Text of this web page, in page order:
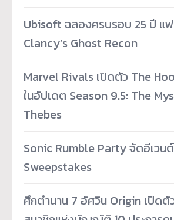
Ubisoft ฉลองครบรอบ 25 ปี แ
Clancy’s Ghost Recon
Marvel Rivals เปิดตัว The
ในอัปเดต Season 9.5: The
Thebes
Sonic Rumble Party จัดอีเวน
Sweepstakes
ศึกตำนาน 7 อัศวิน Origin เปิดตั